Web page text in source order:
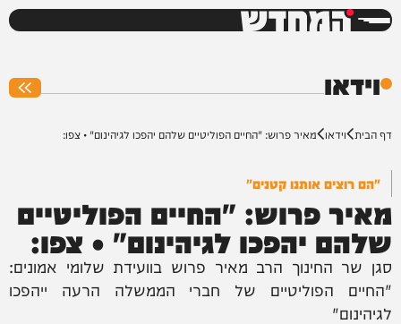
המחדש
וידאו
דף הבית וידאו מאיר פרוש: "החיים הפוליטיים שלהם יהפכו לגיהינום" • צפו:
"הם רוצים אותנו קטנים"
מאיר פרוש: "החיים הפוליטיים
שלהם יהפכו לגיהינום" • צפו:
סגן שר החינוך הרב מאיר פרוש בוועידת שלומי אמונים:
"החיים הפוליטיים של חברי הממשלה הרעה ייהפכו
לגיהינום"